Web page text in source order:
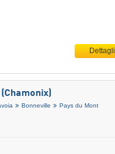
Dettagli
Bonneville
Pays du Mont